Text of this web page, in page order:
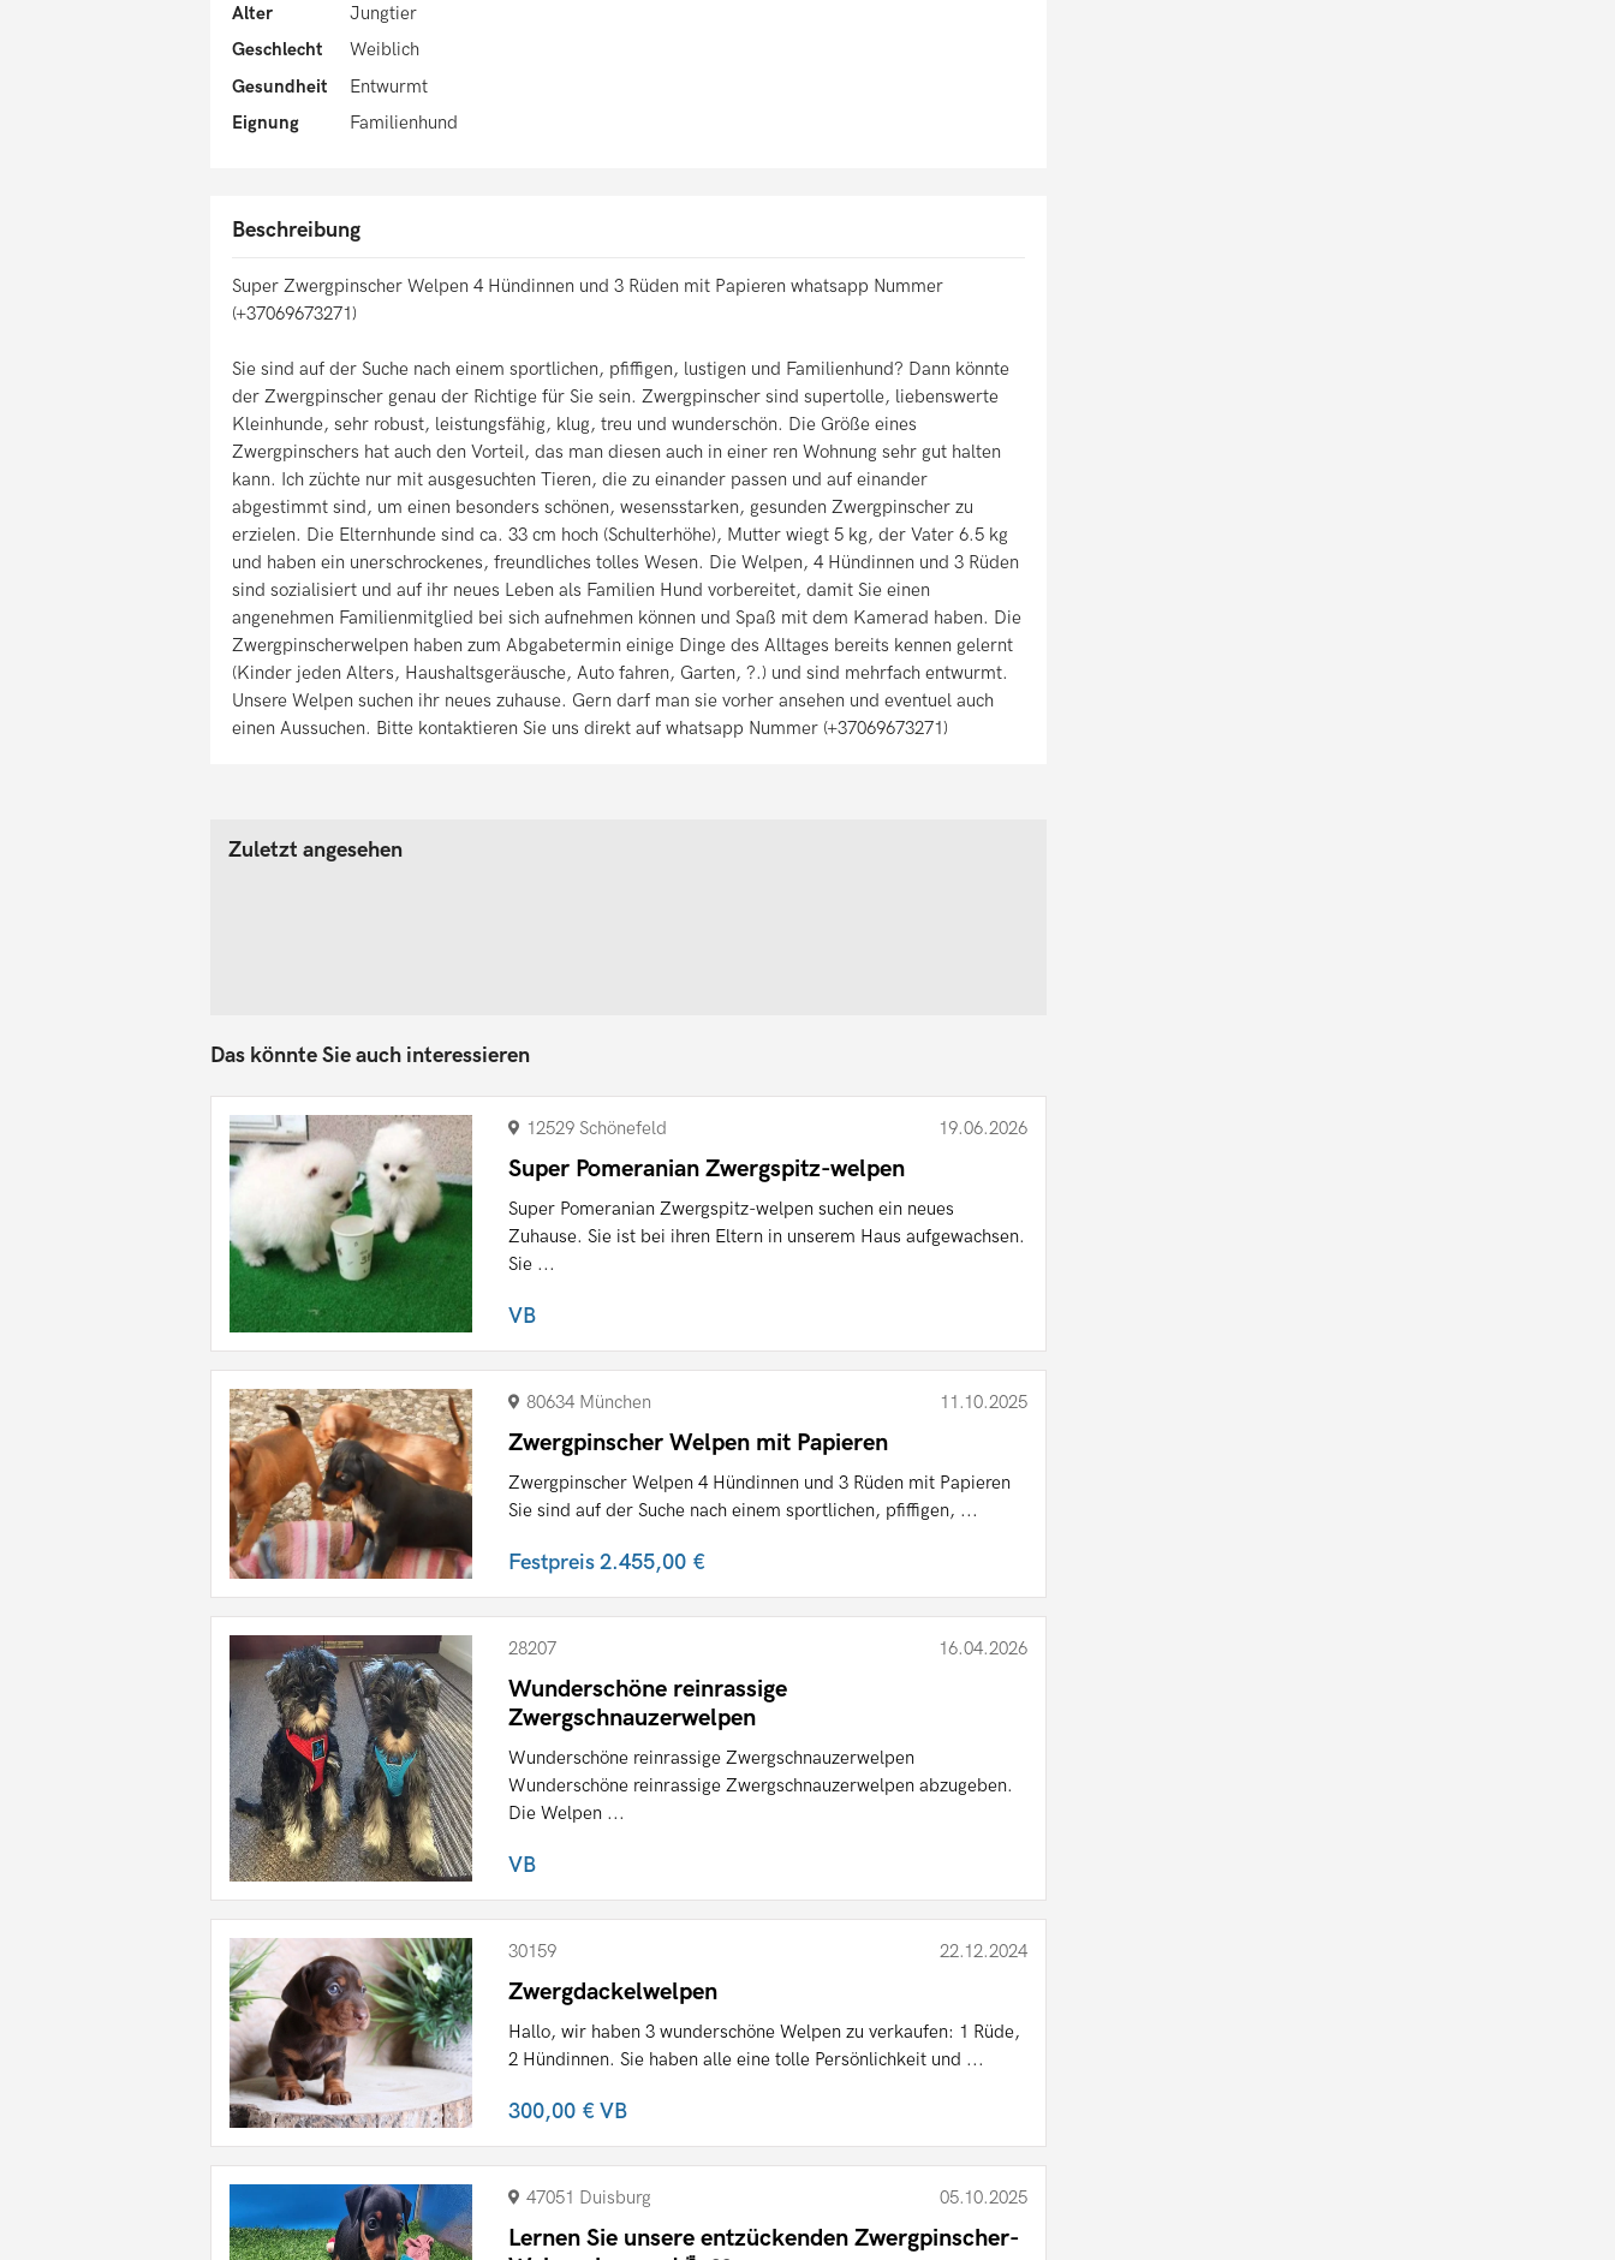
Alter
Jungtier
Geschlecht
Weiblich
Gesundheit
Entwurmt
Eignung
Familienhund
Beschreibung
Super Zwergpinscher Welpen 4 Hündinnen und 3 Rüden mit Papieren whatsapp Nummer
(+37069673271)
Sie sind auf der Suche nach einem sportlichen, pfiffigen, lustigen und Familienhund? Dann könnte
der Zwergpinscher genau der Richtige für Sie sein. Zwergpinscher sind supertolle, liebenswerte
Kleinhunde, sehr robust, leistungsfähig, klug, treu und wunderschön. Die Größe eines
Zwergpinschers hat auch den Vorteil, das man diesen auch in einer ren Wohnung sehr gut halten
kann. Ich züchte nur mit ausgesuchten Tieren, die zu einander passen und auf einander
abgestimmt sind, um einen besonders schönen, wesensstarken, gesunden Zwergpinscher zu
erzielen. Die Elternhunde sind ca. 33 cm hoch (Schulterhöhe), Mutter wiegt 5 kg, der Vater 6.5 kg
und haben ein unerschrockenes, freundliches tolles Wesen. Die Welpen, 4 Hündinnen und 3 Rüden
sind sozialisiert und auf ihr neues Leben als Familien Hund vorbereitet, damit Sie einen
angenehmen Familienmitglied bei sich aufnehmen können und Spaß mit dem Kamerad haben. Die
Zwergpinscherwelpen haben zum Abgabetermin einige Dinge des Alltages bereits kennen gelernt
(Kinder jeden Alters, Haushaltsgeräusche, Auto fahren, Garten, ?.) und sind mehrfach entwurmt.
Unsere Welpen suchen ihr neues zuhause. Gern darf man sie vorher ansehen und eventuel auch
einen Aussuchen. Bitte kontaktieren Sie uns direkt auf whatsapp Nummer (+37069673271)
Zuletzt angesehen
Das könnte Sie auch interessieren
12529 Schönefeld 19.06.2026
Super Pomeranian Zwergspitz-welpen
Super Pomeranian Zwergspitz-welpen suchen ein neues
Zuhause. Sie ist bei ihren Eltern in unserem Haus aufgewachsen.
Sie ...
VB
80634 München 11.10.2025
Zwergpinscher Welpen mit Papieren
Zwergpinscher Welpen 4 Hündinnen und 3 Rüden mit Papieren
Sie sind auf der Suche nach einem sportlichen, pfiffigen, ...
Festpreis2.455,00 €
28207 16.04.2026
Wunderschöne reinrassige
Zwergschnauzerwelpen
Wunderschöne reinrassige Zwergschnauzerwelpen
Wunderschöne reinrassige Zwergschnauzerwelpen abzugeben.
Die Welpen ...
VB
30159 22.12.2024
Zwergdackelwelpen
Hallo, wir haben 3 wunderschöne Welpen zu verkaufen: 1 Rüde,
2 Hündinnen. Sie haben alle eine tolle Persönlichkeit und ...
300,00 €VB
47051 Duisburg 05.10.2025
Lernen Sie unsere entzückenden Zwergpinscher-